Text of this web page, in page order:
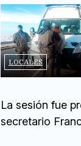
LOCALES
La sesión fue
secretario